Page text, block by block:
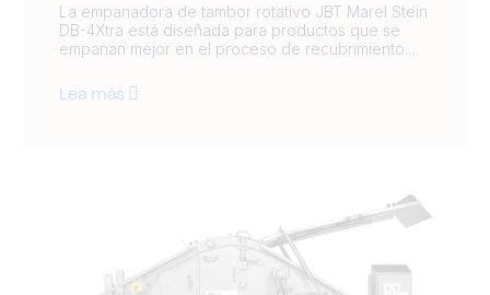
La empanadora de tambor rotativo JBT Marel Stein
DB-4Xtra está diseñada para productos que se
empanan mejor en el proceso de recubrimiento...
Lea más